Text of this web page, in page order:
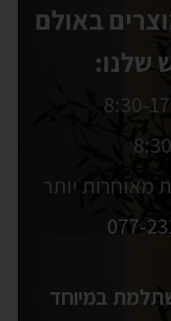
באולם
שלנו:
מאוחרות יותר
077-
במיוחד